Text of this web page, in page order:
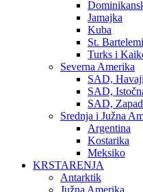
Jamajka
Kuba
St. Bartelemi
Turks i
Severna Amerika
SAD, Havaji
SAD,
SAD,
Srednja i Južna
Argentina
Kostarika
Meksiko
KRSTARENJA
Antarktik
Južna Amerika